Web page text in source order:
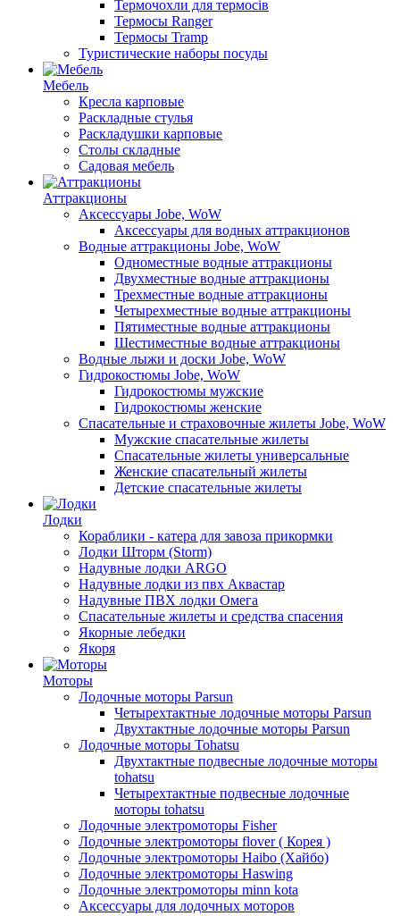
Термочохли для термосів
Термосы Ranger
Термосы Tramp
Туристические наборы посуды
Мебель
Кресла карповые
Раскладные стулья
Раскладушки карповые
Столы складные
Садовая мебель
Аттракционы
Аксессуары Jobe, WoW
Аксессуары для водных аттракционов
Водные аттракционы Jobe, WoW
Одноместные водные аттракционы
Двухместные водные аттракционы
Трехместные водные аттракционы
Четырехместные водные аттракционы
Пятиместные водные аттракционы
Шестиместные водные аттракционы
Водные лыжи и доски Jobe, WoW
Гидрокостюмы Jobe, WoW
Гидрокостюмы мужские
Гидрокостюмы женские
Спасательные и страховочные жилеты Jobe, WoW
Мужские спасательные жилеты
Спасательные жилеты универсальные
Женские спасательный жилеты
Детские спасательные жилеты
Лодки
Кораблики - катера для завоза прикормки
Лодки Шторм (Storm)
Надувные лодки ARGO
Надувные лодки из пвх Аквастар
Надувные ПВХ лодки Омега
Спасательные жилеты и средства спасения
Якорные лебедки
Якоря
Моторы
Лодочные моторы Parsun
Четырехтактные лодочные моторы Parsun
Двухтактные лодочные моторы Parsun
Лодочные моторы Tohatsu
Двухтактные подвесные лодочные моторы
tohatsu
Четырехтактные подвесные лодочные
моторы tohatsu
Лодочные электромоторы Fisher
Лодочные электромоторы flover ( Корея )
Лодочные электромоторы Haibo (Хайбо)
Лодочные электромоторы Haswing
Лодочные электромоторы minn kota
Аксессуары для лодочных моторов